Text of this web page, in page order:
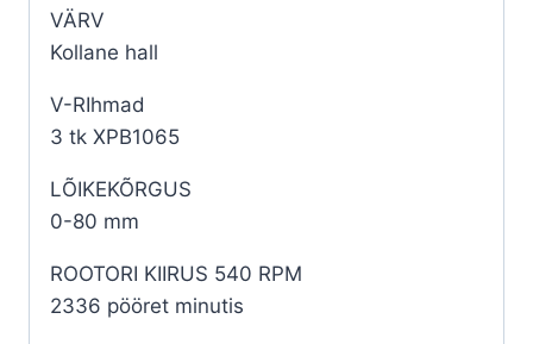
VÄRV
Kollane hall
V-RIhmad
3 tk XPB1065
LÕIKEKÕRGUS
0-80 mm
ROOTORI KIIRUS 540 RPM
2336 pööret minutis